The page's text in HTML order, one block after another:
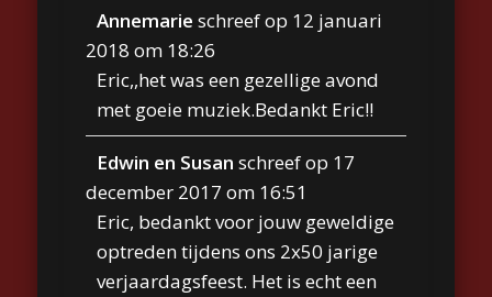
Annemarieschreef op 12 januari
2018 om 18:26
Eric,,het was een gezellige avond
met goeie muziek.Bedankt Eric!!
Edwin en Susanschreef op 17
december 2017 om 16:51
Eric, bedankt voor jouw geweldige
optreden tijdens ons 2x50 jarige
verjaardagsfeest. Het is echt een